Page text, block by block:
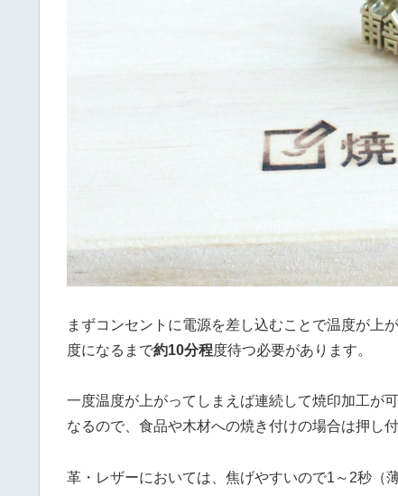
まずコンセントに電源を差し込むことで温度が上
度になるまで約10分程度待つ必要があります。
一度温度が上がってしまえば連続して焼印加工が
なるので、食品や木材への焼き付けの場合は押し
革・レザーにおいては、焦げやすいので1～2秒（